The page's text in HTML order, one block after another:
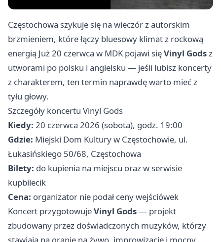
Częstochowa szykuje się na wieczór z autorskim
brzmieniem, które łączy bluesowy klimat z rockową
energią Już 20 czerwca w MDK pojawi sięVinyl Godsz
utworami po polsku i angielsku — jeśli lubisz koncerty
z charakterem, ten termin naprawdę warto mieć z
tyłu głowy.
Szczegóły koncertu Vinyl Gods
Kiedy: 20 czerwca 2026 (sobota), godz. 19:00
Gdzie: Miejski Dom Kultury w Częstochowie, ul.
Łukasińskiego 50/68, Częstochowa
Bilety: do kupienia na miejscu oraz w serwisie
kupbilecik
Cena: organizator nie podał ceny wejściówek
Koncert przygotowujeVinyl Gods— projekt
zbudowany przez doświadczonych muzyków, którzy
stawiają na granie na żywo, improwizację i mocny